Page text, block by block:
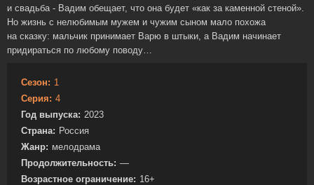
и свадьба - Вадим обещает, что она будет «как за каменной стеной».
Но жизнь с нелюбимым мужем и чужим сыном мало похожа
на сказку: мальчик принимает Варю в штыки, а Вадим начинает
придираться по любому поводу…
Сезон: 1
Серия: 4
Год выпуска: 2023
Страна: Россия
Жанр: мелодрама
Продолжительность: —
Возрастное ограничение: 16+